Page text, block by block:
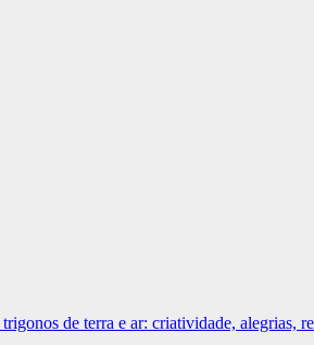
de terra e ar: criatividade, alegrias,